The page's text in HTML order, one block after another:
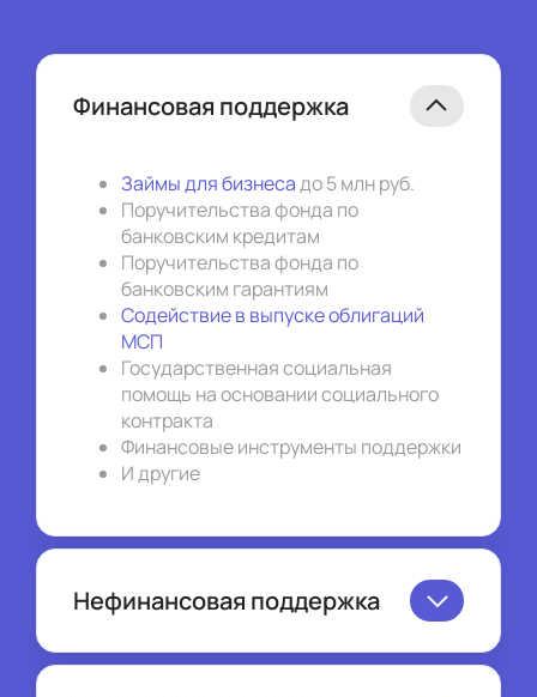
Финансовая поддержка
Займы для бизнеса до 5 млн руб.
Поручительства фонда по
банковским кредитам
Поручительства фонда по
банковским гарантиям
Содействие в выпуске облигаций
МСП
Государственная социальная
помощь на основании социального
контракта
Финансовые инструменты поддержки
И другие
Нефинансовая поддержка
Вопросы организации